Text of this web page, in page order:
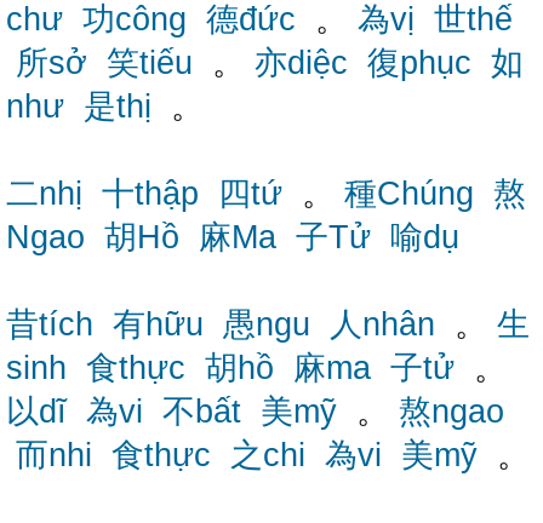
chư 功công 德đức 。 為vị 世thế
所sở 笑tiếu 。 亦diệc 復phục 如
như 是thị 。
二nhị 十thập 四tứ 。 種Chúng 熬
Ngao 胡Hồ 麻Ma 子Tử 喻dụ
昔tích 有hữu 愚ngu 人nhân 。 生
sinh 食thực 胡hồ 麻ma 子tử 。
以dĩ 為vi 不bất 美mỹ 。 熬ngao
而nhi 食thực 之chi 為vi 美mỹ 。